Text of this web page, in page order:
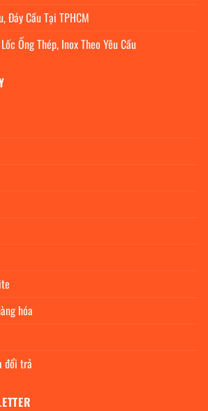
Đáy Cầu Tại TPHCM
Ống Thép, Inox Theo Yêu Cầu
hóa
đổi trả